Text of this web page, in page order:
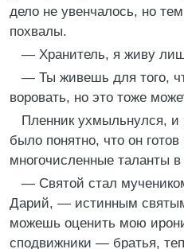
дело не увенчалось, но
похвалы.
— Хранитель, я живу
— Ты живешь для того,
воровать, но это тоже
Пленник ухмыльнулся, и
было понятно, что он
многочисленные таланты
— Святой стал
Дарий, — истинным
можешь оценить мою
сподвижники — братья,